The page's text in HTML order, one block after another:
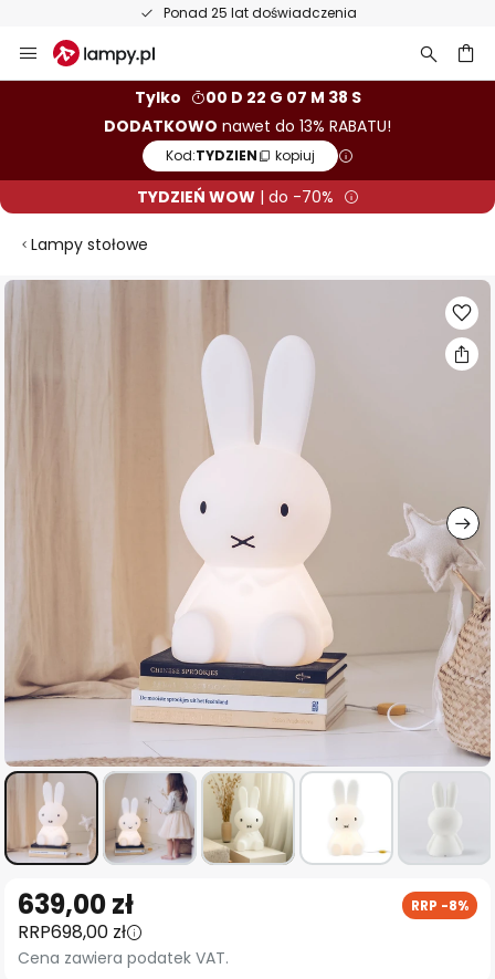
Ponad 25 lat doświadczenia
Przejdź
do
Tylko
00 D 22 G 07 M 37 S
DODATKOWO nawet do 13% RABATU!
Kod:TYDZIEN kopiuj
TYDZIEŃ WOW| do -70%
Lampy stołowe
Przejdź
na
początek
galerii
639,00 zł RRP -8%
RRP698,00 zł
Cena zawiera podatek VAT.